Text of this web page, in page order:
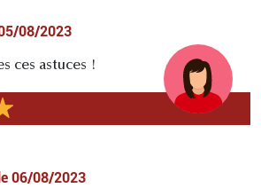
08/2023
ces astuces !
le 06/08/2023